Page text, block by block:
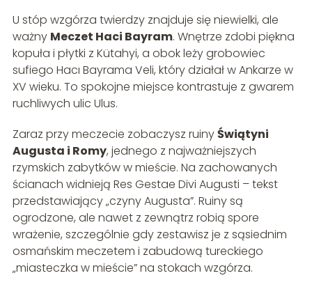
U stóp wzgórza twierdzy znajduje się niewielki, ale
ważny Meczet Haci Bayram. Wnętrze zdobi piękna
kopuła i płytki z Kütahyi, a obok leży grobowiec
sufiego Hacı Bayrama Veli, który działał w Ankarze w
XV wieku. To spokojne miejsce kontrastuje z gwarem
ruchliwych ulic Ulus.
Zaraz przy meczecie zobaczysz ruinyŚwiątyni
Augusta i Romy, jednego z najważniejszych
rzymskich zabytków w mieście. Na zachowanych
ścianach widnieją Res Gestae Divi Augusti – tekst
przedstawiający „czyny Augusta”. Ruiny są
ogrodzone, ale nawet z zewnątrz robią spore
wrażenie, szczególnie gdy zestawisz je z sąsiednim
osmańskim meczetem i zabudową tureckiego
„miasteczka w mieście” na stokach wzgórza.